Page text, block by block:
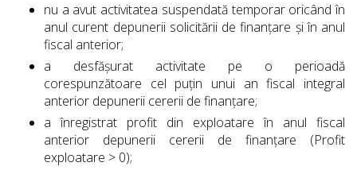
nu a avut activitatea suspendată temporar oricând în
anul curent depunerii solicitării de finanțare și în anul
fiscal anterior;
a desfășurat activitate pe o perioadă
corespunzătoare cel puțin unui an fiscal integral
anterior depunerii cererii de finanțare;
a înregistrat profit din exploatare în anul fiscal
anterior depunerii cererii de finanțare (Profit
exploatare > 0);